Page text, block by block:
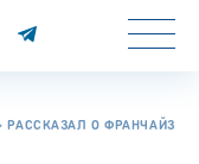
РАССКАЗАЛ О